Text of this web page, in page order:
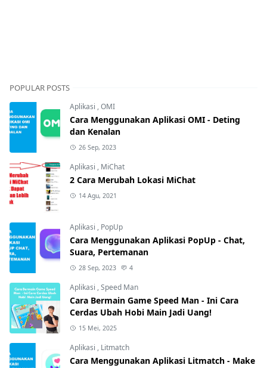
POPULAR POSTS
Aplikasi ,OMI
Cara Menggunakan Aplikasi OMI - Deting
dan Kenalan
26 Sep, 2023
Aplikasi , MiChat
2 Cara Merubah Lokasi MiChat
14 Agu, 2021
Aplikasi , PopUp
Cara Menggunakan Aplikasi PopUp - Chat,
Suara, Pertemanan
28 Sep, 2023 4
Aplikasi ,Speed Man
Cara Bermain Game Speed Man - Ini Cara
Cerdas Ubah Hobi Main Jadi Uang!
15 Mei, 2025
Aplikasi , Litmatch
Cara Menggunakan Aplikasi Litmatch - Make